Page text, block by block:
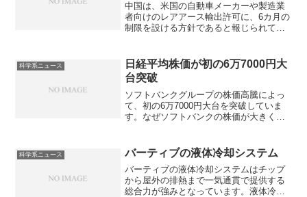
中国は、米国の自動車メーカーや製造業
者向けのレアアース輸出許可に、6カ月の
制限を設ける方針であると報じられてい
渉カードとしての活用しています。６か
月制限の意味や脱中国の流れがあるのか
を知ることができます。
科学系ニュース
日経平均株価が初の6万7000円大
台突破
ソフトバンクグループの株価高騰によっ
て、初の6万7000円大台を突破していま
す。なぜソフトバンクの株価が大きく向
科学系ニュース バーティブの液体冷却システム
バーティブの液体冷却システムはチップ
から屋外の排熱まで一気通貫で提供する
総合力が強みとなっています。液体冷却